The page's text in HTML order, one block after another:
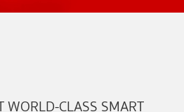
WORLD-CLASS SMART